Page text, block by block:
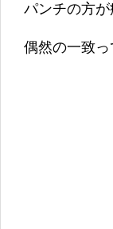
パンチの方が
偶然の一致